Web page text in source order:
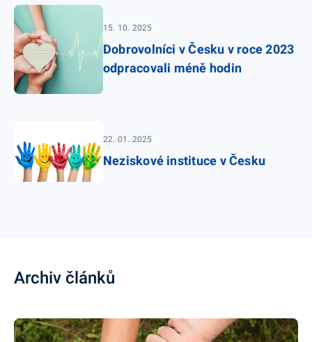
15. 10. 2025
Dobrovolníci v Česku v roce 2023
odpracovali méně hodin
22. 01. 2025
Neziskové instituce v Česku
Archiv článků